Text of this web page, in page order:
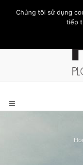
Trang chủ Giới thiệu
Chúng tôi sử dụng
tiếp